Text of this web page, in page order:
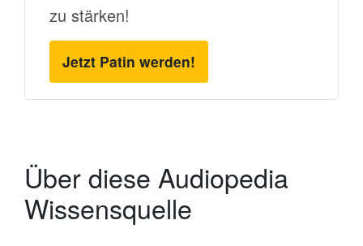
zu stärken!
Jetzt Patin werden!
Über diese Audiopedia
Wissensquelle